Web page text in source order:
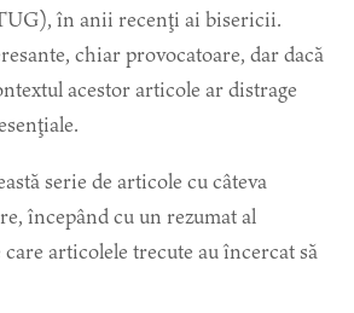
în anii recenţi ai bisericii.
chiar provocatoare, dar dacă
acestor articole ar distrage
serie de articole cu câteva
începând cu un rezumat al
articolele trecute au încercat să